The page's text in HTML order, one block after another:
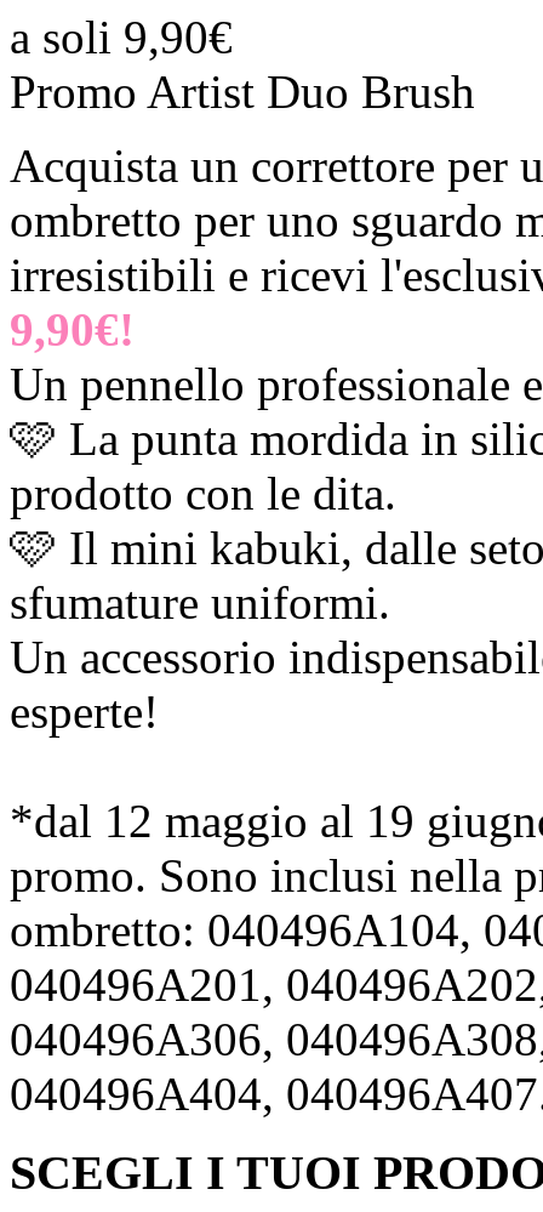
a soli 9,90€
Promo Artist Duo Brush
Acquista un correttore per
ombretto per uno sguardo
irresistibili e ricevi
9,90€!
Un pennello professionale
🩷 La punta mordida in
prodotto con le dita.
🩷 Il mini kabuki, dalle
sfumature uniformi.
Un accessorio
esperte!
*dal 12 maggio al 19
promo. Sono inclusi nella
ombretto: 040496A104,
040496A201,
040496A306,
040496A404,
SCEGLI I TUOI